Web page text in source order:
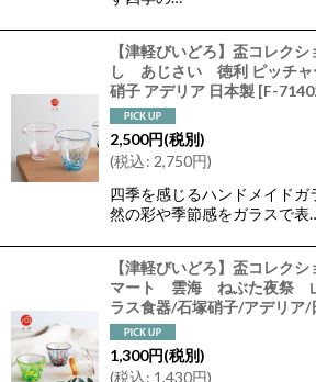
【津軽びいどろ】盃コレ
し あじさい 徳利 ピッチャ
硝子 アデリア 日本製 [F-
2,500円(税別)
(税込: 2,750円)
四季を感じるハンドメイドガ
然の彩や季節感をガラスで表
【津軽びいどろ】盃コレク
マート 雲海 ねぶた夜祭
ラス食器/石塚硝子/アデリア/
1,300円(税別)
(税込: 1,430円)